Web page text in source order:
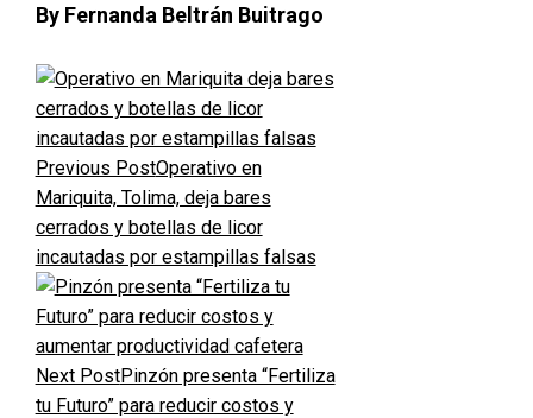
By Fernanda Beltrán Buitrago
Previous PostOperativo en
Mariquita, Tolima, deja bares
cerrados y botellas de licor
incautadas por estampillas falsas
Next PostPinzón presenta “Fertiliza
tu Futuro” para reducir costos y